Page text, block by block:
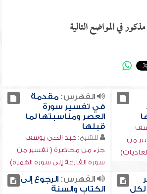
في المواضع التالية
من
الفهرس:مقدمة
في تفسير سورة
العصر ومناسبتها لما
قبلها
للشيخ: عبد الحي يوسف
جزء من محاضرة ( تفسير من
سورة القارعة إلى سورة الهمزة)
لكل
الفهرس:الرجوع إلى
الكتاب والسنة